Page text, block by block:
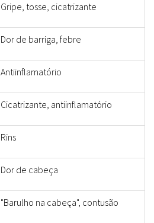
Gripe, tosse, cicatrizante
Dor de barriga, febre
Antiinflamatório
Cicatrizante, antiinflamatório
Rins
Dor de cabeça
"Barulho na cabeça", contusão